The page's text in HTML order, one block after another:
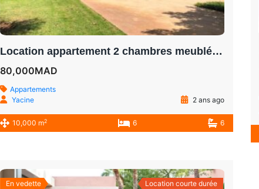
Location appartement 2 chambres meublée à louer à Prestigia Marrakech
80,000MAD
Appartements
Yacine
2 ans ago
10,000 m2 6 6
En vedette
Location courte durée